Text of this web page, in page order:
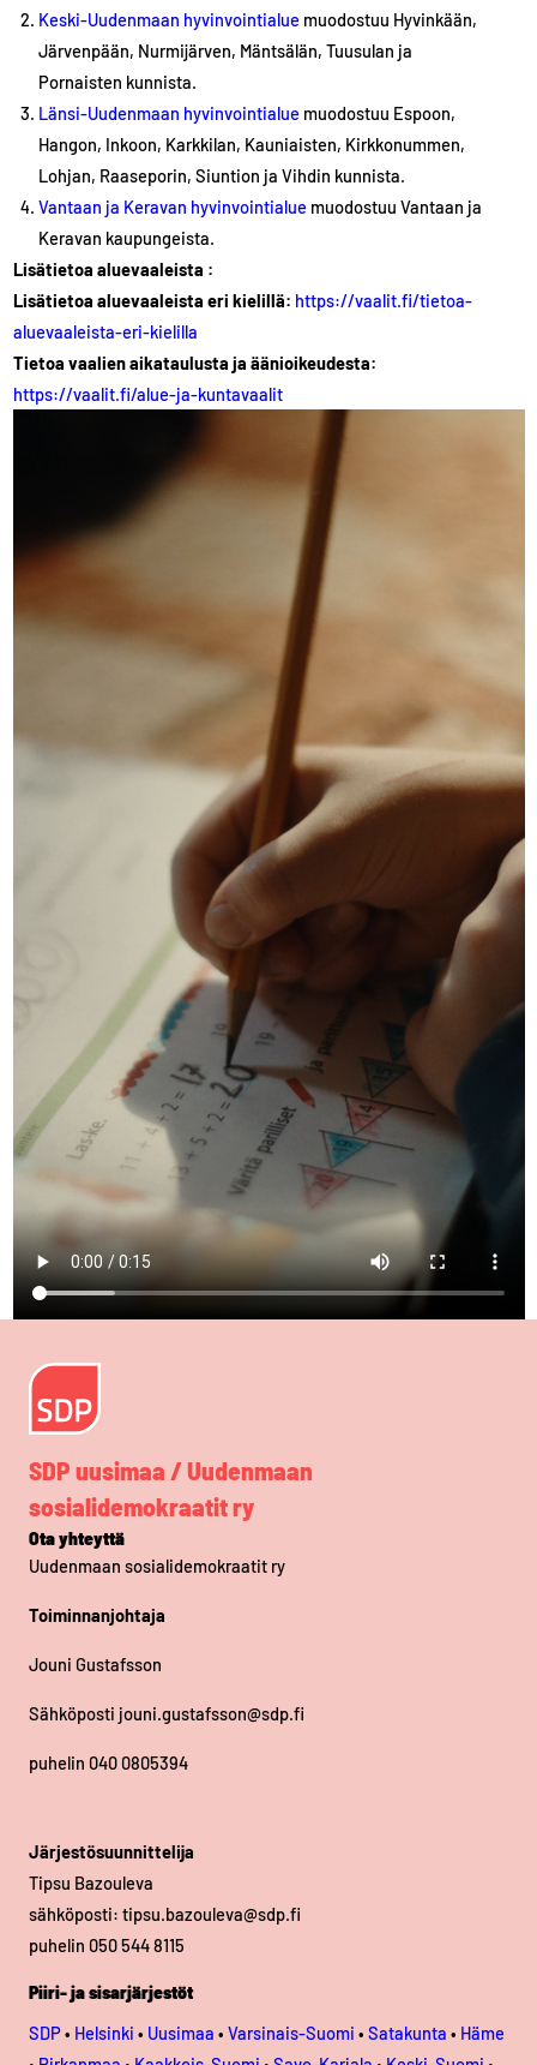
Keski-Uudenmaan hyvinvointialue muodostuu Hyvinkään,
Järvenpään, Nurmijärven, Mäntsälän, Tuusulan ja
Pornaisten kunnista.
Länsi-Uudenmaan hyvinvointialue muodostuu Espoon,
Hangon, Inkoon, Karkkilan, Kauniaisten, Kirkkonummen,
Lohjan, Raaseporin, Siuntion ja Vihdin kunnista.
Vantaan ja Keravan hyvinvointialue muodostuu Vantaan ja
Keravan kaupungeista.
Lisätietoa aluevaaleista :
Lisätietoa aluevaaleista eri kielillä: https://vaalit.fi/tietoa-
aluevaaleista-eri-kielilla
Tietoa vaalien aikataulusta ja äänioikeudesta:
https://vaalit.fi/alue-ja-kuntavaalit
SDP uusimaa / Uudenmaan
sosialidemokraatit ry
Ota yhteyttä
Uudenmaan sosialidemokraatit ry
Toiminnanjohtaja
Jouni Gustafsson
Sähköposti jouni.gustafsson@sdp.fi
puhelin 040 0805394
Järjestösuunnittelija
Tipsu Bazouleva
sähköposti: tipsu.bazouleva@sdp.fi
puhelin 050 544 8115
Piiri- ja sisarjärjestöt
SDP• Helsinki • Uusimaa • Varsinais-Suomi • Satakunta • Häme